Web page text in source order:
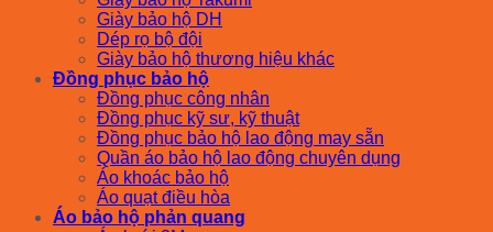
Giày bảo hộ DH
Dép rọ bộ đội
Giày bảo hộ thương hiệu khác
Đồng phục bảo hộ
Đồng phục công nhân
Đồng phục kỹ sư, kỹ thuật
Đồng phục bảo hộ lao động may sẵn
Quần áo bảo hộ lao động chuyên dụng
Áo khoác bảo hộ
Áo quạt điều hòa
Áo bảo hộ phản quang